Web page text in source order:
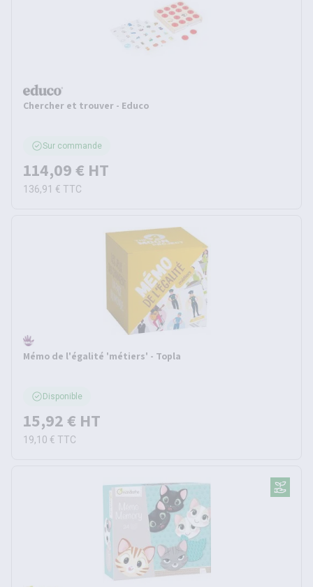
Chercher et trouver - Educo
Sur commande
114,09 € HT
136,91 € TTC
Mémo de l'égalité 'métiers' - Topla
Disponible
15,92 € HT
19,10 € TTC